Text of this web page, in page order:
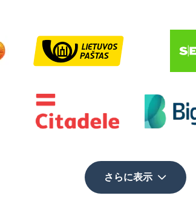
さらに表示